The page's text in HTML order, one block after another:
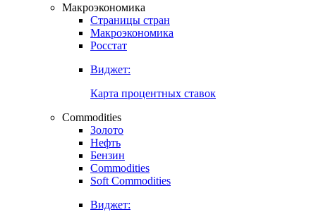
Макроэкономика
Страницы стран
Макроэкономика
Росстат
Виджет:
Карта процентных ставок
Commodities
Золото
Нефть
Бензин
Commodities
Soft Commodities
Виджет: